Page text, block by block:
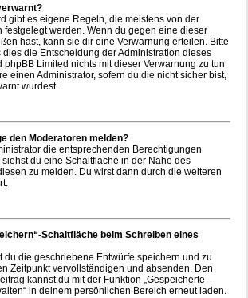
gibt es eigene Regeln, die meistens von der
festgelegt werden. Wenn du gegen eine dieser
hast, kann sie dir eine Verwarnung erteilen. Bitte
dies die Entscheidung der Administration dieses
phpBB Limited nichts mit dieser Verwarnung zu tun
einen Administrator, sofern du die nicht sicher bist,
wurdest.
den Moderatoren melden?
die entsprechenden Berechtigungen
du eine Schaltfläche in der Nähe des
zu melden. Du wirst dann durch die weiteren
Schaltfläche beim Schreiben eines
du die geschriebene Entwürfe speichern und zu
Zeitpunkt vervollständigen und absenden. Den
kannst du mit der Funktion „Gespeicherte
in deinem persönlichen Bereich erneut laden.